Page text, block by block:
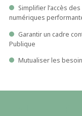
Simplifier l’accès
numériques
Garantir un cadre
Publique
Mutualiser les